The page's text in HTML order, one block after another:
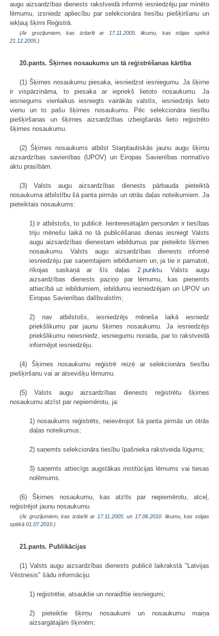
augu aizsardzības dienests rakstveidā informē iesniedzēju par minēto
lēmumu, izsniedz apliecību par selekcionāra tiesību piešķiršanu un
iekļauj šķirni Reģistrā.
(Ar grozījumiem, kas izdarīti ar 17.11.2005. likumu, kas stājas spēkā
21.12.2005.)
20.pants. Šķirnes nosaukums un tā reģistrēšanas kārtība
(1) Šķirnes nosaukumu piesaka, iesniedzot iesniegumu. Ja šķirne
ir vispārzināma, to piesaka ar iepriekš lietoto nosaukumu. Ja
iesniegums vienlaikus iesniegts vairākās valstīs, iesniedzējs lieto
vienu un to pašu šķirnes nosaukumu. Pēc selekcionāra tiesību
piešķiršanas un šķirnes aizsardzības izbeigšanās lieto reģistrēto
šķirnes nosaukumu.
(2) Šķirnes nosaukums atbilst Starptautiskās jaunu augu šķirņu
aizsardzības savienības (UPOV) un Eiropas Savienības normatīvo
aktu prasībām.
(3) Valsts augu aizsardzības dienests pārbauda pieteiktā
nosaukuma atbilstību šā panta pirmās un otrās daļas noteikumiem. Ja
pieteiktais nosaukums:
1) ir atbilstošs, to publicē. Ieinteresētajām personām ir tiesības
triju mēnešu laikā no tā publicēšanas dienas iesniegt Valsts
augu aizsardzības dienestam iebildumus par pieteikto šķirnes
nosaukumu. Valsts augu aizsardzības dienests informē
iesniedzēju par saņemtajiem iebildumiem un, ja tie ir pamatoti,
rīkojas saskaņā ar šīs daļas 2.punktu. Valsts augu
aizsardzības dienests paziņo par lēmumu, kas pieņemts
attiecībā uz iebildumiem, iebildumu iesniedzējam un UPOV un
Eiropas Savienības dalībvalstīm;
2) nav atbilstošs, iesniedzējs mēneša laikā iesniedz
priekšlikumu par jaunu šķirnes nosaukumu. Ja iesniedzējs
priekšlikumu neiesniedz, iesniegumu noraida, par to rakstveidā
informējot iesniedzēju.
(4) Šķirnes nosaukumu reģistrē reizē ar selekcionāra tiesību
piešķiršanu vai ar atsevišķu lēmumu.
(5) Valsts augu aizsardzības dienests reģistrētu šķirnes
nosaukumu atzīst par nepiemērotu, ja:
1) nosaukums reģistrēts, neievērojot šā panta pirmās un otrās
daļas noteikumus;
2) saņemts selekcionāra tiesību īpašnieka rakstveida lūgums;
3) saņemts attiecīgs augstākas institūcijas lēmums vai tiesas
nolēmums.
(6) Šķirnes nosaukumu, kas atzīts par nepiemērotu, atceļ,
reģistrējot jaunu nosaukumu.
(Ar grozījumiem, kas izdarīti ar 17.11.2005. un 17.06.2010. likumu, kas stājas
spēkā 01.07.2010.)
21.pants. Publikācijas
(1) Valsts augu aizsardzības dienests publicē laikrakstā "Latvijas
Vēstnesis" šādu informāciju:
1) reģistrētie, atsauktie un noraidītie iesniegumi;
2) pieteiktie šķirņu nosaukumi un nosaukumu maiņa
aizsargātajām šķirnēm;